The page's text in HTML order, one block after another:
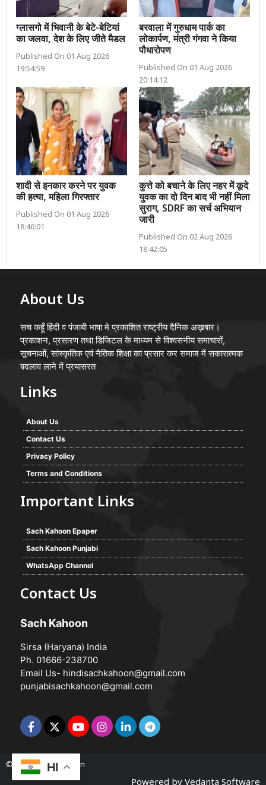
ग्लासगो में भिवानी के बेटे-बेटियां
का जलवा, देश के लिए जीते मैडल
Published On 01 Aug 2026
19:54:59
बरवाला में गुरुधाम पार्क का
लोकार्पण, मंत्री गंगवा ने किया
पौधारोपण
Published On 01 Aug 2026
20:14:12
शादी से इनकार करने पर युवक
की हत्या, महिला गिरफ्तार
Published On 01 Aug 2026
18:46:01
कुत्ते को बचाने के लिए नहर में कूदे
युवक का दो दिन बाद भी नहीं मिला
सुराग, SDRF का सर्च अभियान
जारी
Published On 02 Aug 2026
18:42:05
About Us
सच कहूँ हिंदी व पंजाबी भाषा मे प्रकाशित राष्ट्रीय दैनिक अख़बार।
प्रकाशन, प्रसारण तथा डिजिटल के माध्यम से विश्वसनीय समाचारों,
सूचनाओं, सांस्कृतिक एवं नैतिक शिक्षा का प्रसार कर समाज में सकारात्मक
बदलाव लाने में प्रयासरत
Links
About Us
Contact Us
Privacy Policy
Terms and Conditions
Important Links
Sach Kahoon Epaper
Sach Kahoon Punjabi
WhatsApp Channel
Contact Us
Sach Kahoon
Sirsa (Haryana) India
Ph. 01666-238700
Email Us- hindisachkahoon@gmail.com
punjabisachkahoon@gmail.com
© 2026 -Sach Kahoon
HI